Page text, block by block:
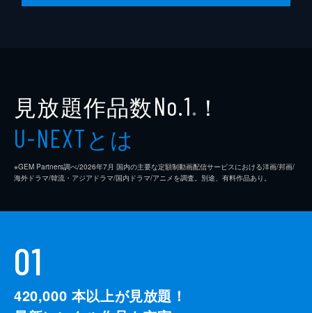
見放題作品数No.1 ※ ！
U-NEXTとは
※GEM Partners調べ/2026年7⽉ 国内の主要な定額制動画配信サービスにおける洋画/邦画/
海外ドラマ/韓流・アジアドラマ/国内ドラマ/アニメを調査。別途、有料作品あり。
01
420,000 本以上が見放題！